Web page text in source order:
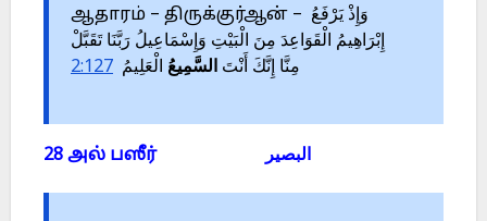
ஆதாரம் – திருக்குர்ஆன் – وَإِذْ يَرْفَعُ
إِبْرَاهِيمُ الْقَوَاعِدَ مِنَ الْبَيْتِ وَإِسْمَاعِيلُ رَبَّنَا تَقَبَّلْ
مِنَّا إِنَّكَ أَنْتَ السَّمِيعُ الْعَلِيمُ 2:127